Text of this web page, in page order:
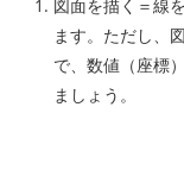
図面を描く＝線
ます。ただし、
で、数値（座標
ましょう。